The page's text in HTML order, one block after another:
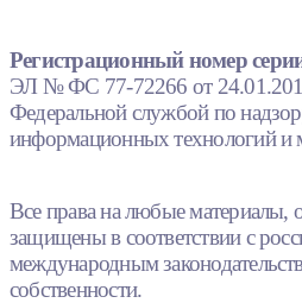
Регистрационный номер
ЭЛ № ФС 77-72266 от
Федеральной службой по
информационных технологий и
Все права на любые материалы,
защищены в соответствии с
международным
собственности.